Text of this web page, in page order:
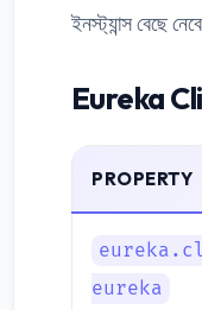
ইনস্ট্যান্স বেছে
Eureka
PROPERTY
eureka